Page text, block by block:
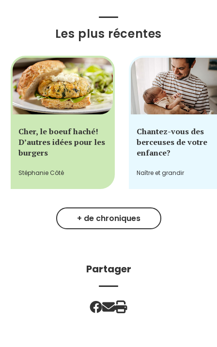
Les plus récentes
Cher, le boeuf haché!
D’autres idées pour les
burgers
Stéphanie Côté
Chantez-vous des
berceuses de votre
enfance?
Naître et grandir
+ de chroniques
Partager